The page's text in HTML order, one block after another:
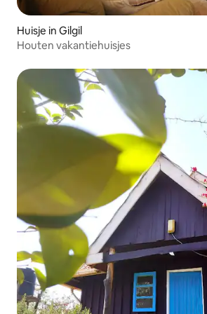
Huisje in Gilgil
Houten vakantiehuisjes